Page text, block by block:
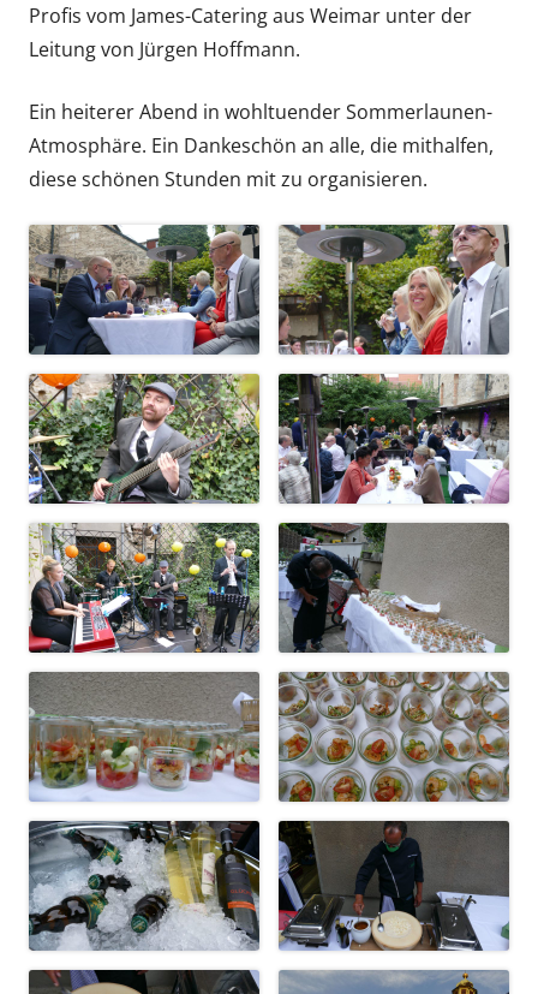
Profis vom James-Catering aus Weimar unter der
Leitung von Jürgen Hoffmann.
Ein heiterer Abend in wohltuender Sommerlaunen-
Atmosphäre. Ein Dankeschön an alle, die mithalfen,
diese schönen Stunden mit zu organisieren.